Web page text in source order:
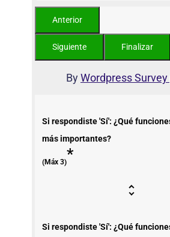
ByWordpress Survey
Si respondiste 'Sí': ¿Qué
más importantes?
(Máx 3)*
Si respondiste 'Sí': ¿Qué